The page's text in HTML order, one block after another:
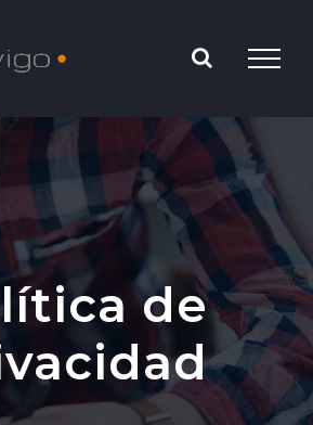
de